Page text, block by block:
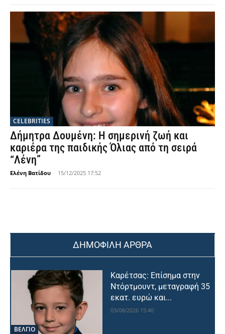
CELEBRITIES
Δήμητρα Δουμένη: Η σημερινή ζωή και
καριέρα της παιδικής Όλιας από τη σειρά
“Λένη”
Ελένη Βατίδου - 15/12/2025 17:52
ΔΗΜΟΦΙΛΗ ΑΡΘΡΑ
ΒΕΛΓΙΟ
Καρέτσας: Επίσημα στην
Ντόρτμουντ, μεταγραφή 35
εκατ. ευρώ και...
03/08/2026 15:40